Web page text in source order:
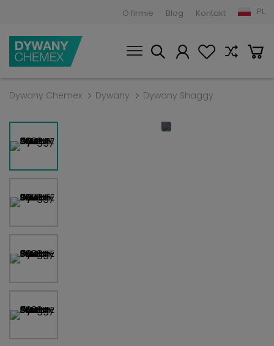
O firmie Blog Kontakt PL
Dywany Chemex Dywany Dywany Shaggy